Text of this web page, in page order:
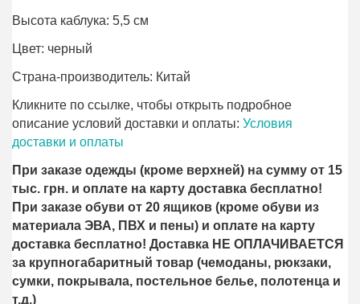
Высота каблука: 5,5 см
Цвет: черный
Страна-производитель: Китай
Кликните по ссылке, чтобы открыть подробное
описание условий доставки и оплаты:Условия
доставки и оплаты
При заказе одежды (кроме верхней) на сумму от 15
тыс. грн. и оплате на карту доставка бесплатно!
При заказе обуви от 20 ящиков (кроме обуви из
материала ЭВА, ПВХ и пены) и оплате на карту
доставка бесплатно! Доставка НЕ ОПЛАЧИВАЕТСЯ
за крупногабаритный товар (чемоданы, рюкзаки,
сумки, покрывала, постельное белье, полотенца и
т.д.)